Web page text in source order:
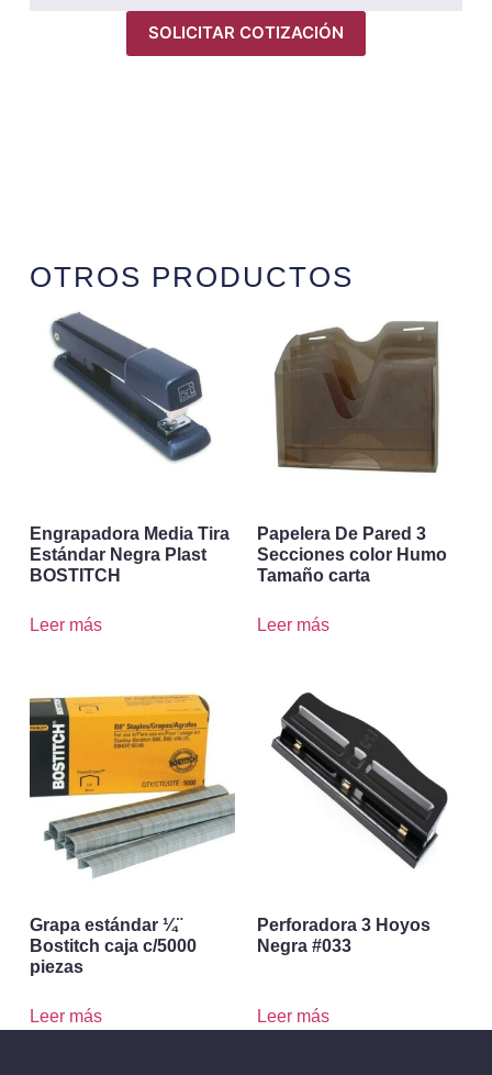
SOLICITAR COTIZACIÓN
OTROS PRODUCTOS
Engrapadora Media Tira
Estándar Negra Plast
BOSTITCH
Leer más
Papelera De Pared 3
Secciones color Humo
Tamaño carta
Leer más
Grapa estándar ¼¨
Bostitch caja c/5000
piezas
Leer más
Perforadora 3 Hoyos
Negra #033
Leer más